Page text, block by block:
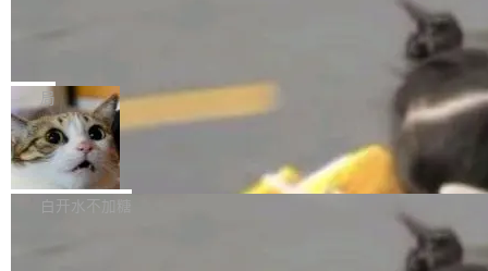
一在人才争夺战中失血的公司。六月，Google
连失两员大将：Noam Shazeer 去了 Op...
er HE-AAC 960 解码 (DAB+) transpose_cuda
filter 添加 AMF Frame Rate Converter (vf_frc
_amf) filter SMPTE 2094-50 元数据支持和直
通 ProRes RAW VideoToolbox 硬件加速器 AP
V ...
Code 在 X 上发帖：「DeepSeek Flash did 8T
tokens on August 1st. 5T of free usage + 3T
on OpenCode Go.」79.8 万次浏览，连带着 #
DeepSeek一天消耗了8万亿# 上了微博热搜——
注意这是 OpenCode 一家的消耗。 OpenCode
局
NetBSD 11.0 正式发布
NetBSD 11.0 现已正式发布，这是 NetBSD 操
作系统的第十八个主要版本。 自 NetBSD 10.1
白开水不加糖